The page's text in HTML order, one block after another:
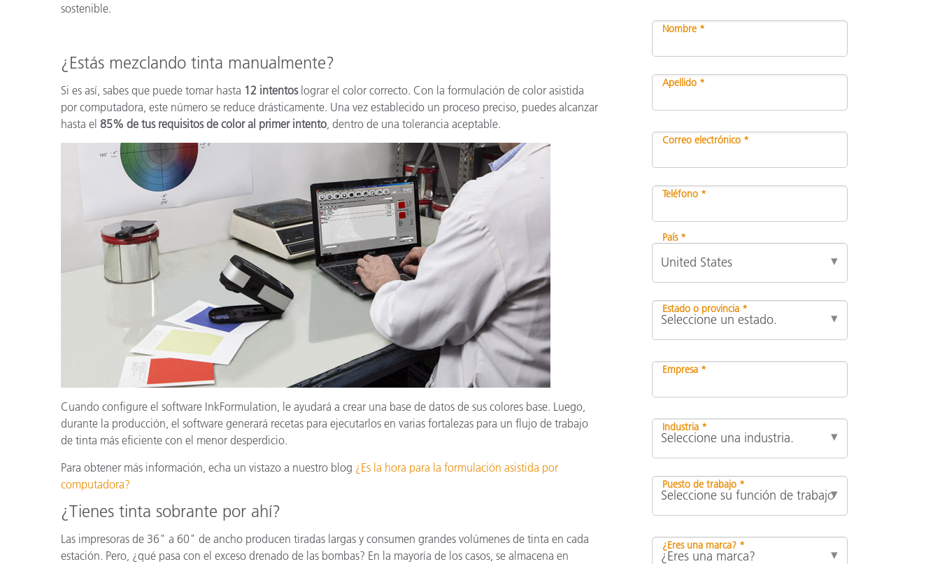
sostenible.
¿Estás mezclando tinta manualmente?
Si es así, sabes que puede tomar hasta 12 intentoslograr el color correcto. Con la formulación de color asistida
por computadora, este número se reduce drásticamente. Una vez establecido un proceso preciso, puedes alcanzar
hasta el 85% de tus requisitos de color al primer intento , dentro de una tolerancia aceptable.
Cuando configure el software InkFormulation, le ayudará a crear una base de datos de sus colores base. Luego,
durante la producción, el software generará recetas para ejecutarlos en varias fortalezas para un flujo de trabajo
de tinta más eficiente con el menor desperdicio.
Para obtener más información, echa un vistazo a nuestro blog ¿Es la hora para la formulación asistida por
computadora?
¿Tienes tinta sobrante por ahí?
Las impresoras de 36" a 60" de ancho producen tiradas largas y consumen grandes volúmenes de tinta en cada
estación. Pero, ¿qué pasa con el exceso drenado de las bombas? En la mayoría de los casos, se almacena en
Nombre *
Apellido *
Correo electrónico *
Teléfono *
País *
Estado o provincia *
Empresa *
Industria *
Puesto de trabajo *
¿Eres una marca? *